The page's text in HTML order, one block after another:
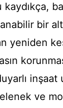
kaydıkça,
bir
yeniden
inşaat
ve